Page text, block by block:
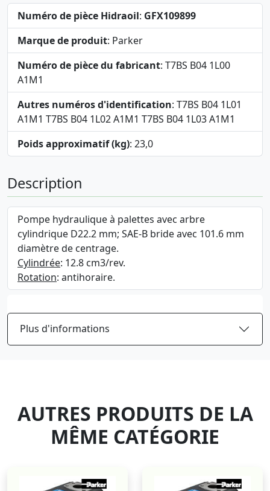
Numéro de pièce Hidraoil: GFX109899
Marque de produit: Parker
Numéro de pièce du fabricant: T7BS B04 1L00
A1M1
Autres numéros d'identification: T7BS B04 1L01
A1M1 T7BS B04 1L02 A1M1 T7BS B04 1L03 A1M1
Poids approximatif (kg): 23,0
Description
Pompe hydraulique à palettes avec arbre
cylindrique D22.2 mm; SAE-B bride avec 101.6 mm
diamètre de centrage.
Cylindrée: 12.8 cm3/rev.
Rotation: antihoraire.
Plus d'informations
AUTRES PRODUITS DE LA
MÊME CATÉGORIE